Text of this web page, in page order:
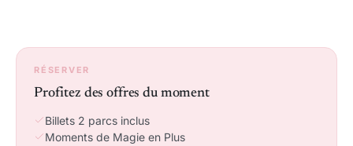
RÉSERVER
Profitez des offres du moment
Billets 2 parcs inclus
Moments de Magie en Plus